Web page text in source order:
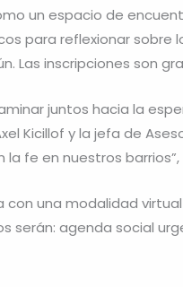
un espacio de
para reflexionar
Las inscripciones son
juntos hacia la
Kicillof y la jefa de
la fe en nuestros
con una modalidad
serán: agenda social